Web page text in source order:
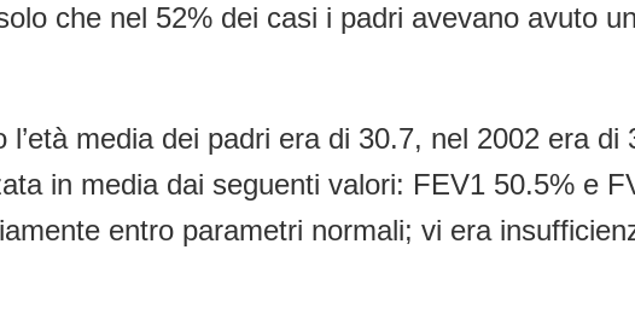
che nel 52% dei casi i padri avevano avuto
media dei padri era di 30.7, nel 2002 era
in media dai seguenti valori: FEV1 50.5% e
entro parametri normali; vi era